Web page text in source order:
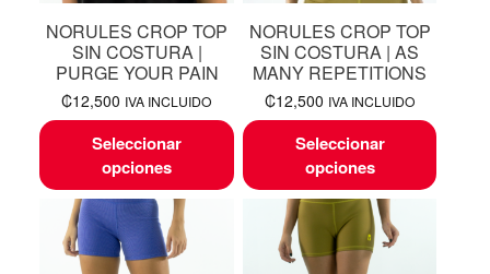
NORULES CROP TOP
SIN COSTURA |
PURGE YOUR PAIN
₡12,500 IVA INCLUIDO
Seleccionar
opciones
NORULES CROP TOP
SIN COSTURA | AS
MANY REPETITIONS
₡12,500 IVA INCLUIDO
Seleccionar
opciones